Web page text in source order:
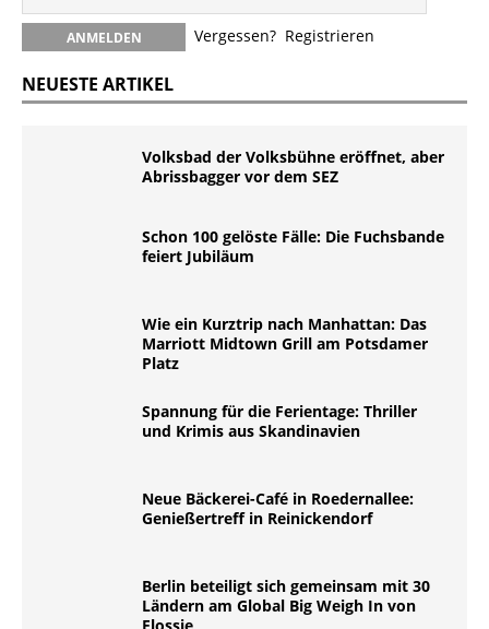
Vergessen? Registrieren
NEUESTE ARTIKEL
Volksbad der Volksbühne eröffnet, aber
Abrissbagger vor dem SEZ
Schon 100 gelöste Fälle: Die Fuchsbande
feiert Jubiläum
Wie ein Kurztrip nach Manhattan: Das
Marriott Midtown Grill am Potsdamer
Platz
Spannung für die Ferientage: Thriller
und Krimis aus Skandinavien
Neue Bäckerei-Café in Roedernallee:
Genießertreff in Reinickendorf
Berlin beteiligt sich gemeinsam mit 30
Ländern am Global Big Weigh In von